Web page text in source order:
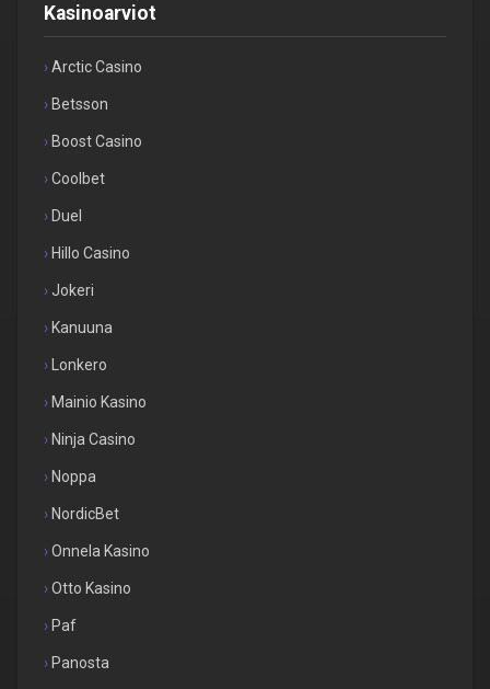
Kasinoarviot
Arctic Casino
Betsson
Boost Casino
Coolbet
Duel
Hillo Casino
Jokeri
Kanuuna
Lonkero
Mainio Kasino
Ninja Casino
Noppa
NordicBet
Onnela Kasino
Otto Kasino
Paf
Panosta